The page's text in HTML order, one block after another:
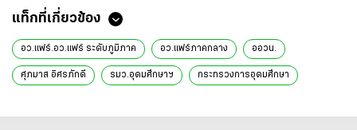
แท็กที่เกี่ยวข้อง
อว.แฟร์.อว.แฟร์ ระดับภูมิภาค อว.แฟร์ภาคกลาง ออวน.
ศุภมาส อิศรภักดี รมว.อุดมศึกษาฯ กระทรวงการอุดมศึกษา